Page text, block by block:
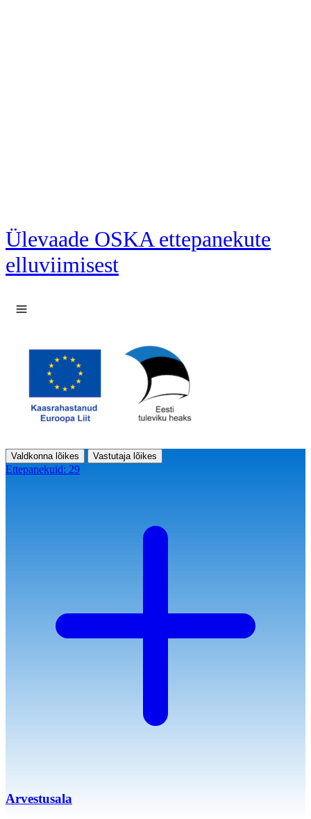
Ülevaade OSKA ettepanekute
elluviimisest
Ava menüü
Valdkonna lõikes Vastutaja lõikes
Ettepanekuid: 29
Arvestusala